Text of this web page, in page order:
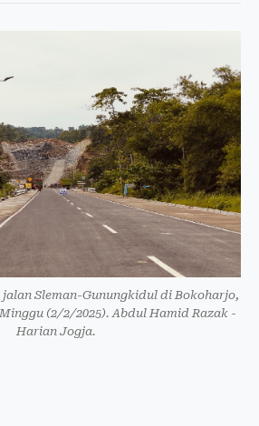
jalan Sleman-Gunungkidul di Bokoharjo,
(2/2/2025). Abdul Hamid Razak -
Harian Jogja.